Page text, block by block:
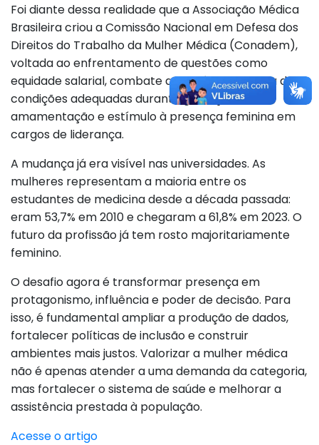
Foi diante dessa realidade que a Associação Médica
Brasileira criou a Comissão Nacional em Defesa dos
Direitos do Trabalho da Mulher Médica (Conadem),
voltada ao enfrentamento de questões como
equidade salarial, combate ao assédio, garantia de
condições adequadas durante gestação e
amamentação e estímulo à presença feminina em
cargos de liderança.
A mudança já era visível nas universidades. As
mulheres representam a maioria entre os
estudantes de medicina desde a década passada:
eram 53,7% em 2010 e chegaram a 61,8% em 2023. O
futuro da profissão já tem rosto majoritariamente
feminino.
O desafio agora é transformar presença em
protagonismo, influência e poder de decisão. Para
isso, é fundamental ampliar a produção de dados,
fortalecer políticas de inclusão e construir
ambientes mais justos. Valorizar a mulher médica
não é apenas atender a uma demanda da categoria,
mas fortalecer o sistema de saúde e melhorar a
assistência prestada à população.
Acesse o artigo